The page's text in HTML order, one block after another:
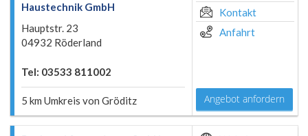
Haustechnik GmbH
Hauptstr. 23
04932 Röderland
Tel: 03533 811002
5 km Umkreis von Gröditz
Kontakt
Anfahrt
Angebot anfordern